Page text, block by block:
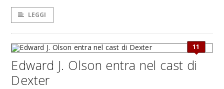
LEGGI
11
Edward J. Olson entra nel cast di
Dexter